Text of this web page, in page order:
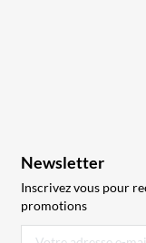
Newsletter
Inscrivez vous pour
promotions